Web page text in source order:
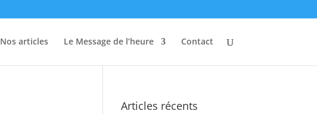
Nos articles Le Message de l’heure Contact
Articles récents